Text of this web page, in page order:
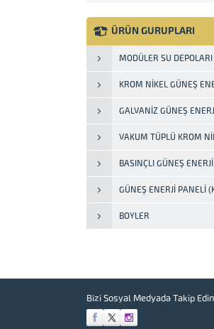
alamazsınız. *
bardak, bir
ÜRÜN GURUPLARI
MODÜLER SU DEPOLARI
KROM NIKEL GÜNEŞ
GALVANIZ GÜNEŞ
VAKUM TÜPLÜ KROM
BASINÇLI GÜNEŞ
GÜNEŞ ENERJI PANELI
BOYLER
Bizi Sosyal Medyada Takip Edin